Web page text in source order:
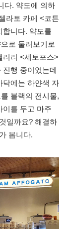
다. 약도에 의하
라토 카페 <코튼
합니다. 약도를
로 둘러보기로
러리 <세토포스>
행 중이었는데
닥에는 하얀색 자
블랙의 전시물,
이를 두고 마주
일까요? 해결하
봅니다.